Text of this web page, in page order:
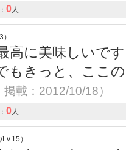
0人
高に美味しいで
もきっと、ここ
載：2012/10/18）
0人
）